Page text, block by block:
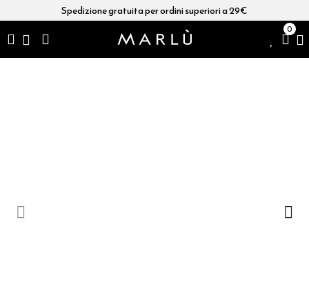
Spedizione gratuita per ordini superiori a 29€
0